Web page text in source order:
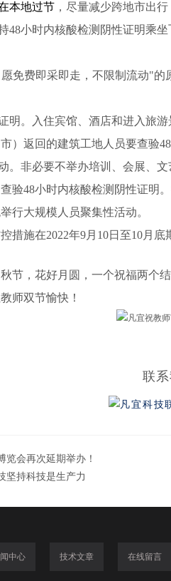
本地过节 ，尽量减少跨地市出
48小时内核酸检测阴性证明乘
免费即采即走，不限制流动"
明。入住宾馆、酒店和进入旅
）返回的建筑工地人员要查验
。非必要不举办培训、会展、
验48小时内核酸检测阴性证明
行大规模人员聚集性活动。
措施在2022年9月10日至10月底
节，花好月圆，一个祝福两个
师双节愉快！
联
览会再次延期举办！
坚持科技是生产力
中心 技术文章 在线留言